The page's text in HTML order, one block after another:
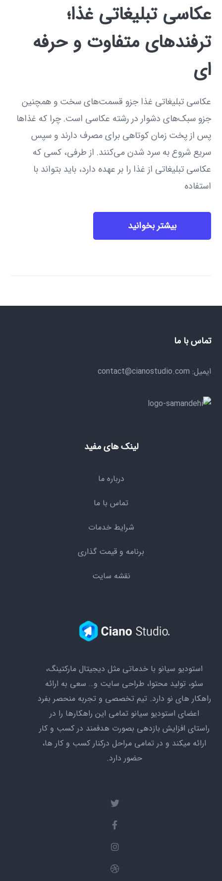
عکاسی تبلیغاتی غذا؛
ترفندهای متفاوت و حرفه
ای
عکاسی تبلیغاتی غذا جزو قسمت‌های سخت و همچنین
جزو سبک‌های دشوار در رشته عکاسی است. چرا که غذاها
پس از پخت زمان کوتاهی برای مصرف دارند و سپس
سریع شروع به سرد شدن می‌کنند. از طرفی، کسی که
عکاسی تبلیغاتی از غذا را بر عهده دارد، باید بتواند با
استفاده
بیشتر بخوانید
تماس با ما
ایمیل: contact@cianostudio.com
لینک های مفید
درباره ما
تماس با ما
شرایط خدمات
برنامه و قیمت گذاری
نقشه سایت
استودیو سیانو با خدماتی مثل دیجیتال مارکتینگ،
سئو،‌ تولید محتوا، طراحی سایت و… سعی به ارائه
راهکار های نو دارد. تیم تخصصی و تجربه منحصر بفرد
اعضای استودیو سیانو تمامی این راهکارها را در
راستای افزایش بازدهی بصورت هدفمند در کسب و کار
ارائه میکند و در تمامی مراحل درکنار کسب و کار ها،
حضور دارد.